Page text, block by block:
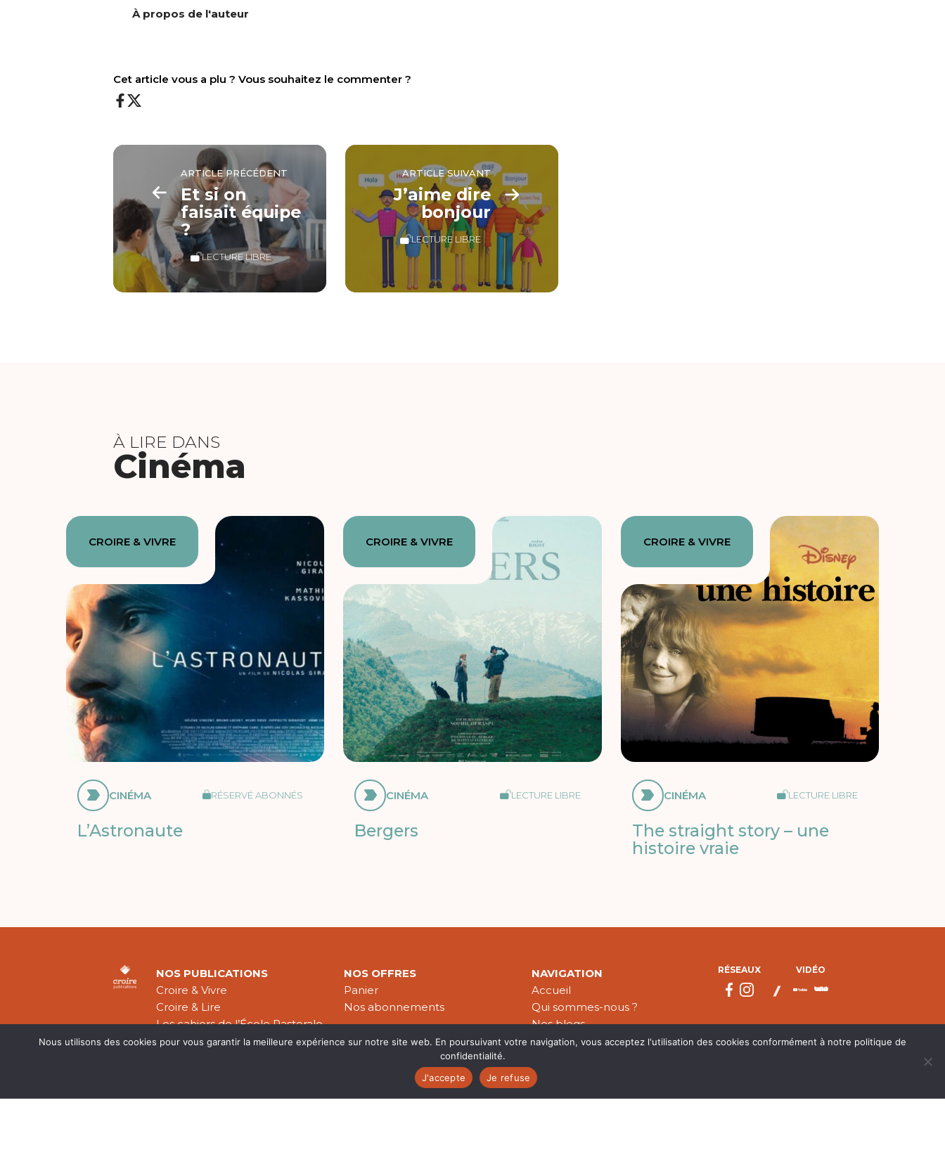
À propos de l'auteur
Cet article vous a plu ? Vous souhaitez le commenter ?
ARTICLE PRÉCÉDENT
Et si on
faisait équipe
?
LECTURE LIBRE
ARTICLE SUIVANT
J’aime dire
bonjour
LECTURE LIBRE
À LIRE DANS
Cinéma
CROIRE & VIVRE
CINÉMA RÉSERVÉ ABONNÉS
L’Astronaute
CROIRE & VIVRE
CINÉMA LECTURE LIBRE
Bergers
CROIRE & VIVRE
CINÉMA LECTURE LIBRE
The straight story – une
histoire vraie
NOS PUBLICATIONS
Croire & Vivre
Croire & Lire
Les cahiers de l’École Pastorale
Théologie Évangélique
NOS OFFRES
Panier
Nos abonnements
NAVIGATION
Accueil
Qui sommes-nous ?
Nos blogs
Nos publications
RÉSEAUX VIDÉO
Nous utilisons des cookies pour vous garantir la meilleure expérience sur notre site web. En poursuivant votre navigation, vous acceptez l'utilisation des cookies conformément à notre politique de
confidentialité.
J'accepte
Je refuse